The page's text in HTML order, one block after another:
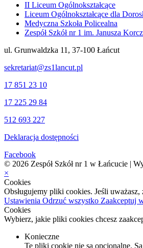
II Liceum Ogólnokształcące
Liceum Ogólnokształcące dla
Medyczna Szkoła Policealna
Zespół Szkół nr 1 im. Janusza
ul. Grunwaldzka 11, 37-100 Łańcut
sekretariat@zs1lancut.pl
17 851 23 10
17 225 29 84
512 693 227
Deklaracja dostępności
Facebook
© 2026 Zespół Szkół nr 1 w Łańcucie |
×
Cookies
Obsługujemy pliki cookies. Jeśli
Ustawienia Odrzuć wszystko Zaakceptuj
Cookies
Wybierz, jakie pliki cookies chcesz
Konieczne
Te pliki cookie nie są opcjonalne.